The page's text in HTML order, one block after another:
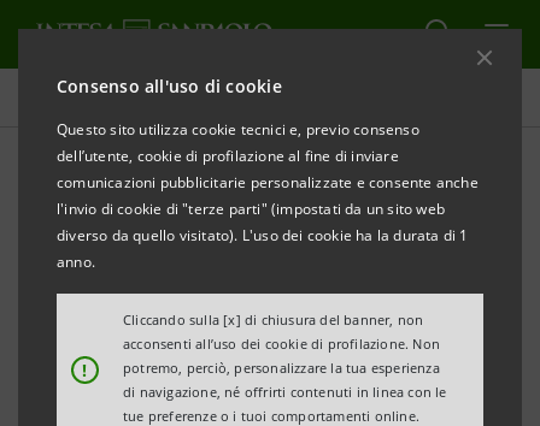
Consenso all'uso di cookie
Questo sito utilizza cookie tecnici e, previo consenso
dell’utente, cookie di profilazione al fine di inviare
comunicazioni pubblicitarie personalizzate e consente anche
l'invio di cookie di "terze parti" (impostati da un sito web
diverso da quello visitato). L'uso dei cookie ha la durata di 1
anno.
!
Cliccando sulla [x] di chiusura del banner, non
acconsenti all’uso dei cookie di profilazione. Non
potremo, perciò, personalizzare la tua esperienza
di navigazione, né offrirti contenuti in linea con le
tue preferenze o i tuoi comportamenti online.
Comunicati stampa
STAMPA AGGIORNA
INTESA SANPAOLO E LA FONDAZIONE
INTERCULTURA INSIEME PER IL SETTIMO ANNO
CONSECUTIVO
52 NUOVE BORSE DI STUDIO STANZIATE DA INTESA
SANPAOLO PER L’ANNO SCOLASTICO 2010-2011
Milano, 17 giugno 2010 - Intesa Sanpaolo, in